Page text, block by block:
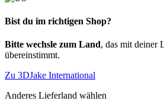
Bist du im richtigen Shop?
Bitte wechsle zum Land, das mit deiner
übereinstimmt.
Zu 3DJake International
Anderes Lieferland wählen